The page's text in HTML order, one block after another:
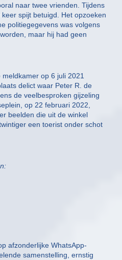
naar twee vrienden. Tijdens
spijt betuigd. Het opzoeken
politiegegevens was volgens
maar hij had geen
op 6 juli 2021
delict waar Peter R. de
de veelbesproken gijzeling
op 22 februari 2022,
beelden die uit de winkel
een toerist onder schot
afzonderlijke WhatsApp-
samenstelling, ernstig